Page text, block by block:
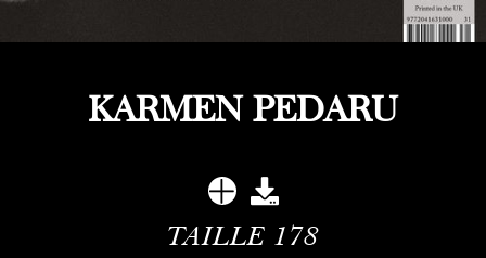
KARMEN PEDARU
TAILLE 178